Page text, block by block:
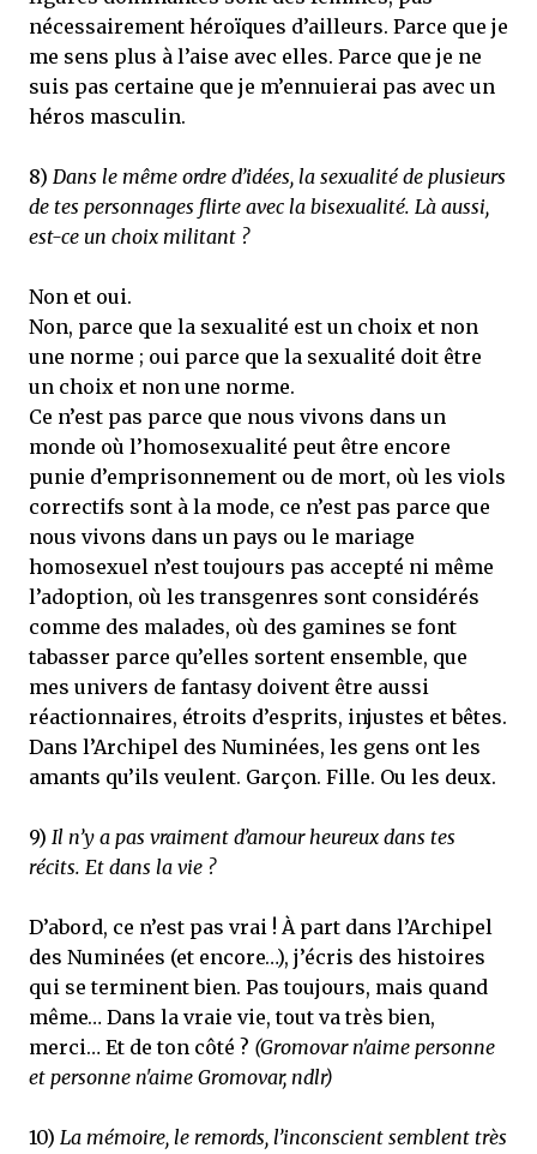
nécessairement héroïques d’ailleurs. Parce que je
me sens plus à l’aise avec elles. Parce que je ne
suis pas certaine que je m’ennuierai pas avec un
héros masculin.
8) Dans le même ordre d’idées, la sexualité de plusieurs
de tes personnages flirte avec la bisexualité. Là aussi,
est-ce un choix militant ?
Non et oui.
Non, parce que la sexualité est un choix et non
une norme ; oui parce que la sexualité doit être
un choix et non une norme.
Ce n’est pas parce que nous vivons dans un
monde où l’homosexualité peut être encore
punie d’emprisonnement ou de mort, où les viols
correctifs sont à la mode, ce n’est pas parce que
nous vivons dans un pays ou le mariage
homosexuel n’est toujours pas accepté ni même
l’adoption, où les transgenres sont considérés
comme des malades, où des gamines se font
tabasser parce qu’elles sortent ensemble, que
mes univers de fantasy doivent être aussi
réactionnaires, étroits d’esprits, injustes et bêtes.
Dans l’Archipel des Numinées, les gens ont les
amants qu’ils veulent. Garçon. Fille. Ou les deux.
9) Il n’y a pas vraiment d’amour heureux dans tes
récits. Et dans la vie ?
D’abord, ce n’est pas vrai ! À part dans l’Archipel
des Numinées (et encore…), j’écris des histoires
qui se terminent bien. Pas toujours, mais quand
même… Dans la vraie vie, tout va très bien,
merci… Et de ton côté ? (Gromovar n'aime personne
et personne n'aime Gromovar, ndlr)
10) La mémoire, le remords, l’inconscient semblent très